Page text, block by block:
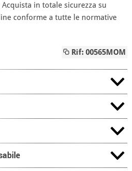
in totale sicurezza su
conforme a tutte le normative
Rif: 00565MOM